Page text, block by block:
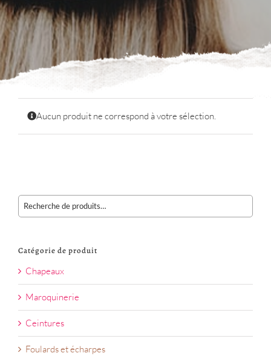
Aucun produit ne correspond à votre sélection.
Catégorie de produit
Chapeaux
Maroquinerie
Ceintures
Foulards et écharpes